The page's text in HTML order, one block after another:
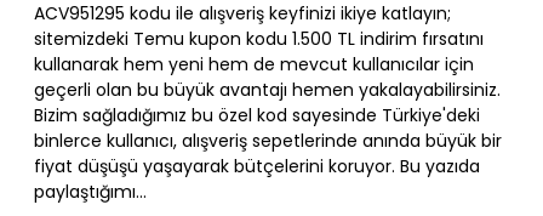
ACV951295 kodu ile alışveriş keyfinizi ikiye katlayın;
sitemizdeki Temu kupon kodu 1.500 TL indirim fırsatını
kullanarak hem yeni hem de mevcut kullanıcılar için
geçerli olan bu büyük avantajı hemen yakalayabilirsiniz.
Bizim sağladığımız bu özel kod sayesinde Türkiye'deki
binlerce kullanıcı, alışveriş sepetlerinde anında büyük bir
fiyat düşüşü yaşayarak bütçelerini koruyor. Bu yazıda
paylaştığımı...